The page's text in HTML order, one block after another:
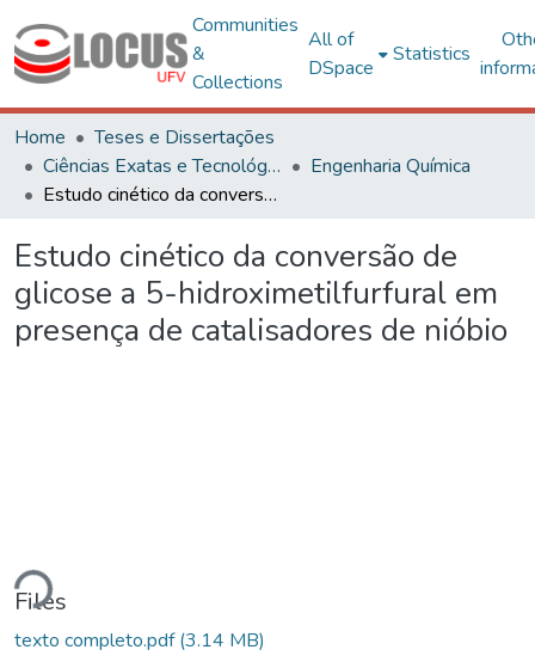
Communities
&
Collections
All of
DSpace
Statistics
Home
Teses e Dissertações
Ciências Exatas e Tecnológicas
Engenharia Química
Estudo cinético da conversão de glicose a 5-hidroximetilfurfural em presença de catalisadores de nióbio
Estudo cinético da conversão de
glicose a 5-hidroximetilfurfural em
presença de catalisadores de nióbio
Loading...
Files
texto completo.pdf(3.14 MB)